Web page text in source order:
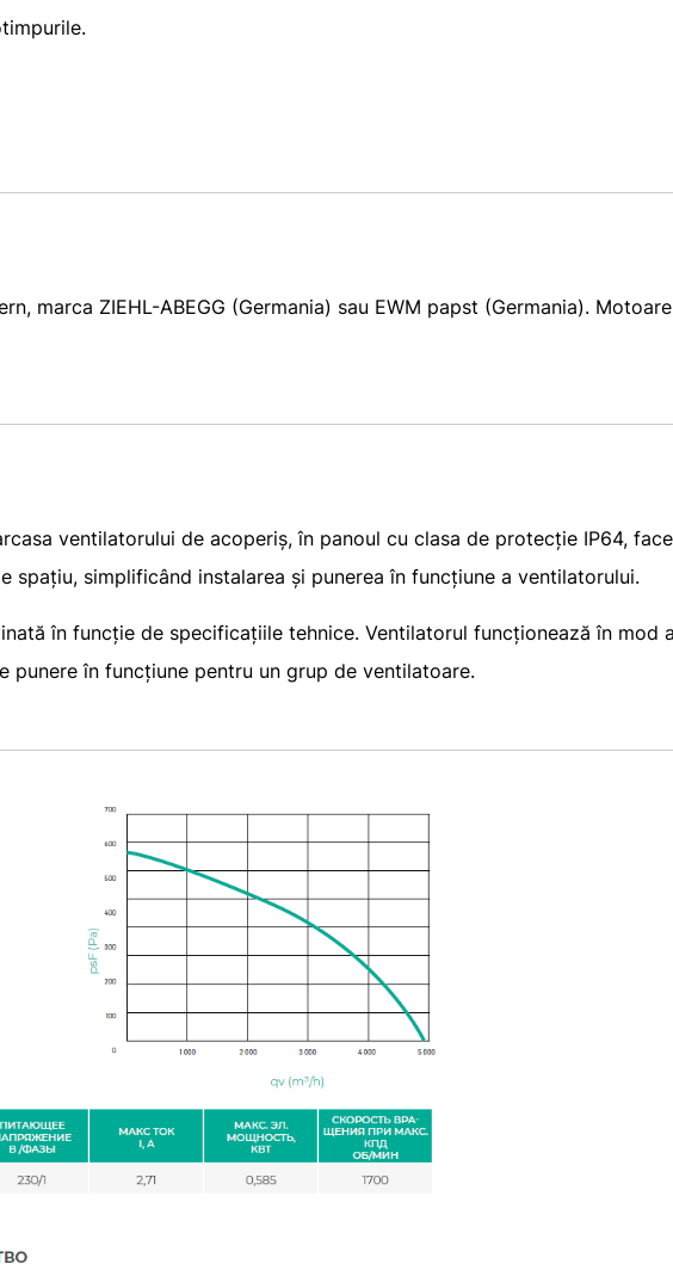
marca ZIEHL-ABEGG (Germania) sau EWM papst (Germania).
ventilatorului de acoperiș, în panoul cu clasa de protecție IP64,
spațiu, simplificând instalarea și punerea în funcțiune a ventilatorului.
în funcție de specificațiile tehnice. Ventilatorul funcționează în mod
punere în funcțiune pentru un grup de ventilatoare.